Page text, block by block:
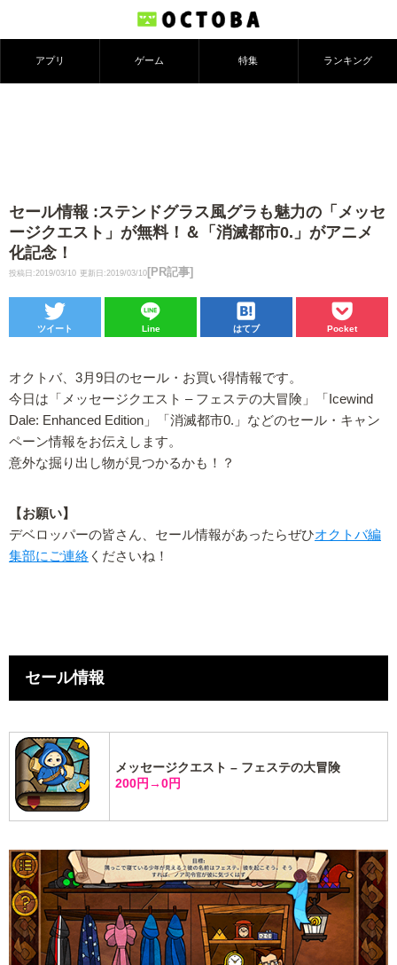
アプリ ゲーム 特集 ランキング
セール情報 :ステンドグラス風グラも魅力の「メッセ
ージクエスト」が無料！＆「消滅都市0.」がアニメ
化記念！
投稿日:2019/03/10 更新日:2019/03/10 [PR記事]
ツイート Line はてブ Pocket
オクトバ、3月9日のセール・お買い得情報です。
今日は「メッセージクエスト – フェステの大冒険」「Icewind
Dale: Enhanced Edition」「消滅都市0.」などのセール・キャン
ペーン情報をお伝えします。
意外な掘り出し物が見つかるかも！？
【お願い】
デベロッパーの皆さん、セール情報があったらぜひオクトバ編
集部にご連絡 くださいね！
セール情報
メッセージクエスト – フェステの大冒険
200円→0円